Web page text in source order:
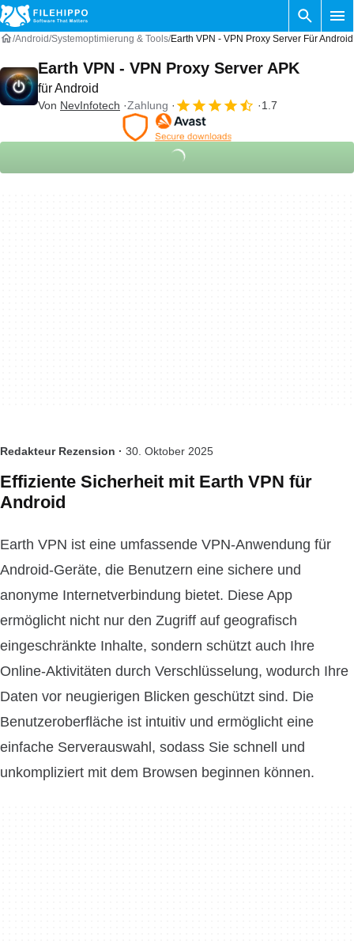
Android Systemoptimierung & Tools Earth VPN - VPN Proxy Server Für Android
Earth VPN - VPN Proxy Server APK
für Android
Von NevInfotech Zahlung 1.7
Redakteur Rezension · 30. Oktober 2025
Effiziente Sicherheit mit Earth VPN für
Android
Earth VPN ist eine umfassende VPN-Anwendung für
Android-Geräte, die Benutzern eine sichere und
anonyme Internetverbindung bietet. Diese App
ermöglicht nicht nur den Zugriff auf geografisch
eingeschränkte Inhalte, sondern schützt auch Ihre
Online-Aktivitäten durch Verschlüsselung, wodurch Ihre
Daten vor neugierigen Blicken geschützt sind. Die
Benutzeroberfläche ist intuitiv und ermöglicht eine
einfache Serverauswahl, sodass Sie schnell und
unkompliziert mit dem Browsen beginnen können.